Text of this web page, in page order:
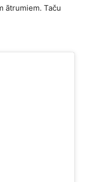
ātrumiem. Taču